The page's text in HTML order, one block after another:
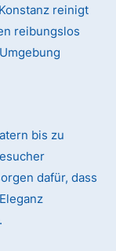
reinigt
reibungslos
bis zu
dafür, dass